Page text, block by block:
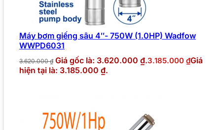
Máy bơm giếng sâu 4″- 750W (1.0HP) Wadfow
WWPD6031
3.620.000₫ Giá gốc là: 3.620.000 ₫.3.185.000 ₫Giá
hiện tại là: 3.185.000 ₫.